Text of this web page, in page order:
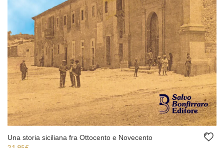
Una storia siciliana fra Ottocento e Novecento